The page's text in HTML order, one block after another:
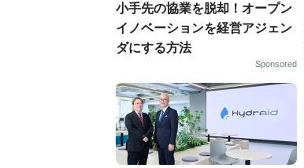
小手先の協業を脱却！オープン
イノベーションを経営アジェン
ダにする方法
Sponsored